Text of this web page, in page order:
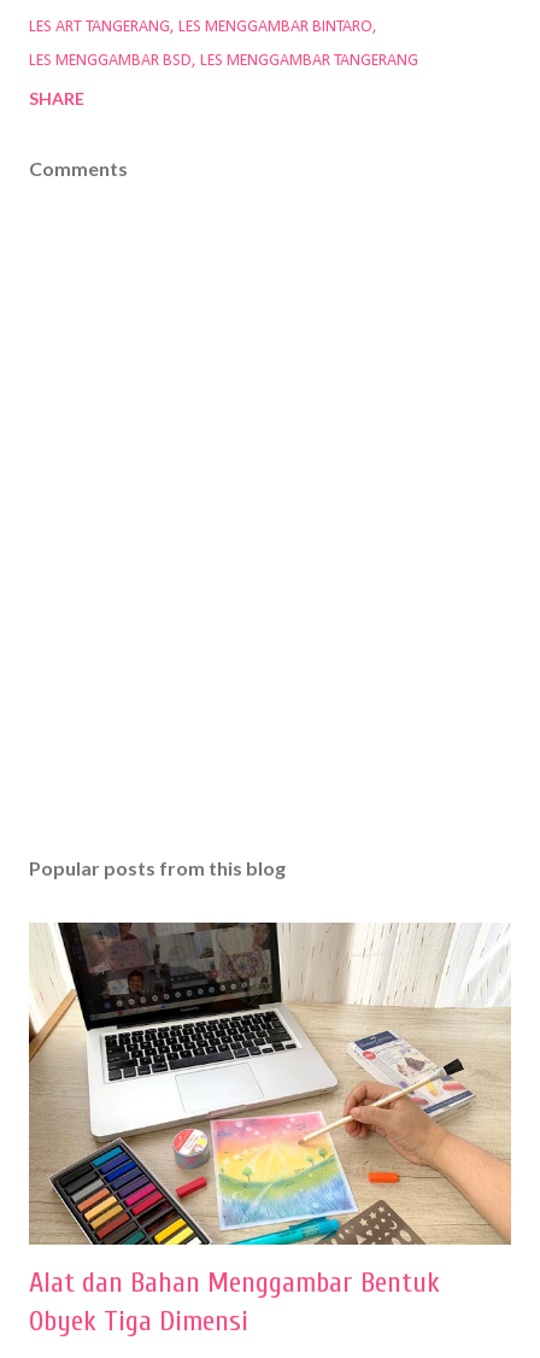
LES ART TANGERANG
LES MENGGAMBAR BINTARO
LES MENGGAMBAR BSD
LES MENGGAMBAR TANGERANG
SHARE
Comments
Popular posts from this blog
Alat dan Bahan Menggambar Bentuk
Obyek Tiga Dimensi